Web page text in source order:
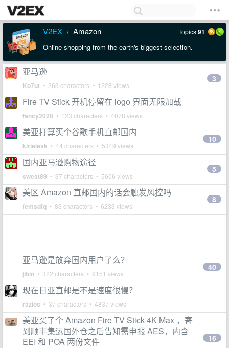
V2EX › Amazon Topics91
Online shopping from the earth's biggest selection.
亚马逊
Ko7ut • 263 characters • 1228 views
3
Fire TV Stick 开机停留在 logo 界面无限加载
fancy2020 • 123 characters • 4078 views
美亚打算买个谷歌手机直邮国内
kirieievk • 44 characters • 5349 views
10
国内亚马逊购物途径
sweat89 • 37 characters • 5606 views
5
美区 Amazon 直邮国内的话会触发风控吗
femsdfq • 83 characters • 6233 views
8
亚马逊是放弃国内用户了么？
jibin • 322 characters • 9151 views
40
现在日亚直邮是不是速度很慢？
razios • 37 characters • 4837 views
美亚买了个 Amazon Fire TV Stick 4K Max ，寄
到顺丰集运国外仓之后告知需申报 AES，内含
EEI 和 POA 两份文件
16